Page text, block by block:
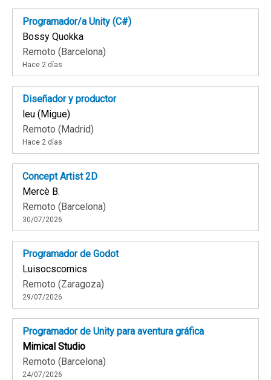
Programador/a Unity (C#)
Bossy Quokka
Remoto (Barcelona)
Hace 2 días
Diseñador y productor
leu (Migue)
Remoto (Madrid)
Hace 2 días
Concept Artist 2D
Mercè B.
Remoto (Barcelona)
30/07/2026
Programador de Godot
Luisocscomics
Remoto (Zaragoza)
29/07/2026
Programador de Unity para aventura gráfica
Mimical Studio
Remoto (Barcelona)
24/07/2026